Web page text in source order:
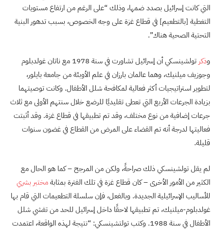
التي كانت إسرائيل بصدد ضمها، وذلك “على الرغم من ارتفاع مستويات
التغطية [بالتطعيم] في قطاع غزة على وجه الخصوص، بسبب تدهور البنية
التحتية الصحية هناك”.
وذكر
تولشينسكي أن إسرائيل تشاورت في سنة 1978 مع ناتان غولدبلوم
وجوزيف ميلنيك، وهما عالمان بارزان في علم الأوبئة من جامعة بايلور،
لتطوير استراتيجيات أكثر فعالية لمكافحة شلل الأطفال. وكانت توصيتهما
بزيادة الجرعات الأربع التي تعطى تقليديًا للرضع خلال سنتهم الأولى مع ثلاث
جرعات إضافية من نوع مختلف، وقد تم تطبيقها في قطاع غزة. وقد أثبتت
فعاليتها لدرجة أنه تم القضاء على المرض من القطاع في غضون سنوات
قليلة.
لم يقل تولشينسكي ذلك صراحةً، ولكن من المرجح – كما هو الحال مع
الكثير من الأمور الأخرى – كان قطاع غزة في تلك الفترة بمثابةمختبر بشري
للأساليب الإسرائيلية الجديدة. وبالفعل، فإن سلسلة التطعيمات التي قام بها
غولدبلوم-ميلنيك، تم تطبيقها لاحقًا داخل إسرائيل للحد من تفشي شلل
الأطفال في سنة 1988. وكتب تولتشينسكي: “نتيجة لهذه الواقعة، اعتمدت